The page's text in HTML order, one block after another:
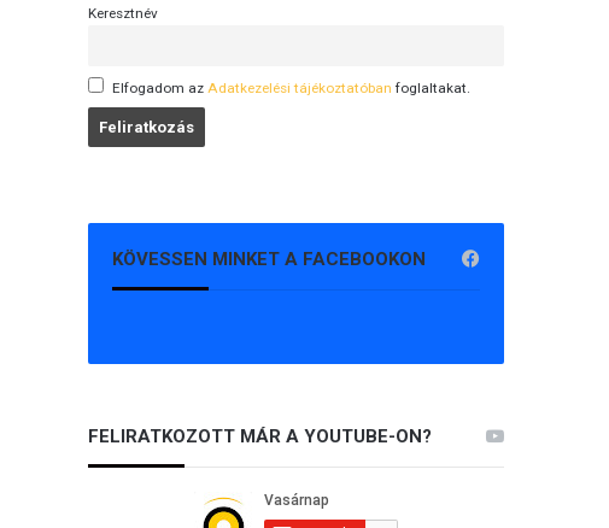
Keresztnév
Elfogadom az Adatkezelési tájékoztatóban foglaltakat.
KÖVESSEN MINKET A FACEBOOKON
FELIRATKOZOTT MÁR A YOUTUBE-ON?